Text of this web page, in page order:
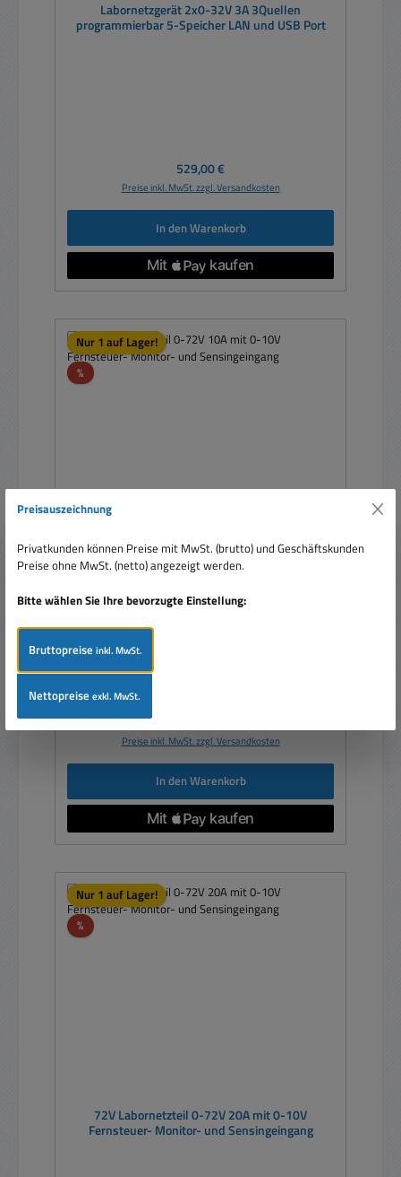
Labornetzgerät 2x0-32V 3A 3Quellen
programmierbar 5-Speicher LAN und USB Port
Regulärer Preis:
529,00 €
Preise inkl. MwSt. zzgl. Versandkosten
In den Warenkorb
Nur 1 auf Lager!
%Rabatt
72V Labornetzteil 0-72V 10A mit 0-10V
Fernsteuer- Monitor- und Sensingeingang
Verkaufspreis:
1.909,00 €
Preise inkl. MwSt. zzgl. Versandkosten
In den Warenkorb
Nur 1 auf Lager!
%Rabatt
72V Labornetzteil 0-72V 20A mit 0-10V
Fernsteuer- Monitor- und Sensingeingang
Preisauszeichnung
Privatkunden können Preise mit MwSt. (brutto) und Geschäftskunden
Preise ohne MwSt. (netto) angezeigt werden.
Bitte wählen Sie Ihre bevorzugte Einstellung:
Bruttopreiseinkl. MwSt.
Nettopreiseexkl. MwSt.